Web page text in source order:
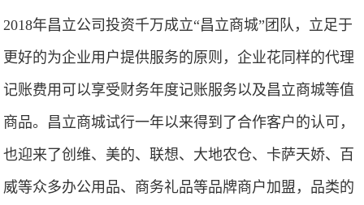
2018年昌立公司投资千万成立“昌立商城”团队，立足于
更好的为企业用户提供服务的原则，企业花同样的代理
记账费用可以享受财务年度记账服务以及昌立商城等值
商品。昌立商城试行一年以来得到了合作客户的认可，
也迎来了创维、美的、联想、大地农仓、卡萨天娇、百
威等众多办公用品、商务礼品等品牌商户加盟，品类的